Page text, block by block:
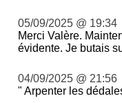
05/09/2025 @ 19:34
Merci Valère.
évidente. Je butais
04/09/2025 @ 21:56
" Arpenter les